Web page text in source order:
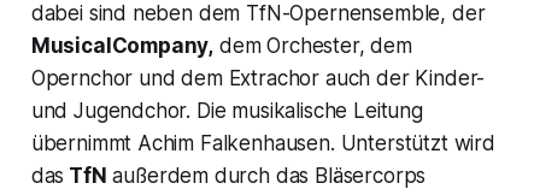
dabei sind neben dem TfN-Opernensemble, der
MusicalCompany, dem Orchester, dem
Opernchor und dem Extrachor auch der Kinder-
und Jugendchor. Die musikalische Leitung
übernimmt Achim Falkenhausen. Unterstützt wird
das TfN außerdem durch das Bläsercorps